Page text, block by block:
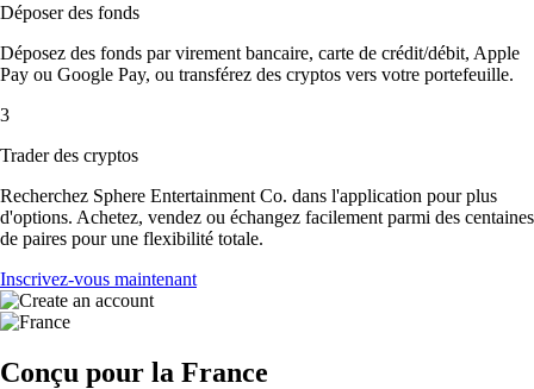
Déposer des fonds
Déposez des fonds par virement bancaire, carte de crédit/débit, Apple
Pay ou Google Pay, ou transférez des cryptos vers votre portefeuille.
3
Trader des cryptos
Recherchez Sphere Entertainment Co. dans l'application pour plus
d'options. Achetez, vendez ou échangez facilement parmi des centaines
de paires pour une flexibilité totale.
Inscrivez-vous maintenant
Conçu pour la France